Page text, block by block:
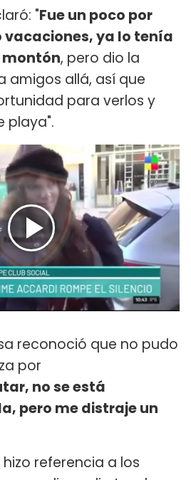
"Fue un poco por
vacaciones, ya lo tenía
montón, pero dio la
amigos allá, así que
para verlos y
playa".
reconoció que no pudo
por
no se está
pero me distraje un
referencia a los